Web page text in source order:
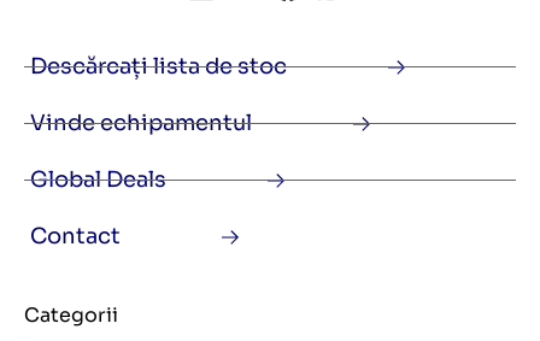
Descărcați lista de stoc
Vinde echipamentul
Global Deals
Contact
Categorii